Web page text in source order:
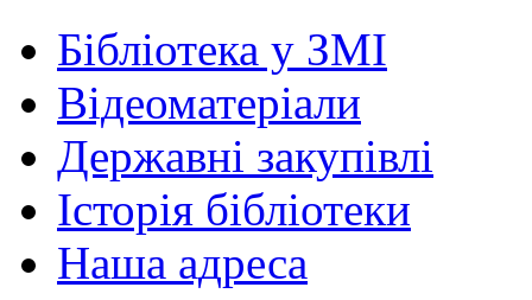
Бібліотека у ЗМІ
Відеоматеріали
Державні закупівлі
Історія бібліотеки
Наша адреса